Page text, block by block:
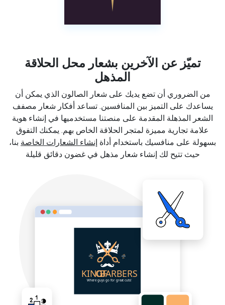
تميّز عن الآخرين بشعار محل الحلاقة
المذهل
من الضروري أن تضع يديك على شعار الصالون الذي يمكن أن
يساعدك على التميز بين المنافسين. تساعد أفكار شعار مصفف
الشعر المذهلة المقدمة على منصتنا مستخدميها في إنشاء هوية
علامة تجارية مميزة لمتجر الحلاقة الخاص بهم. يمكنك التفوق
بسهولة على منافسيك باستخدام أداة إنشاء الشعارات الخاصة بنا،
حيث تتيح لك إنشاء شعار مذهل في غضون دقائق قليلة